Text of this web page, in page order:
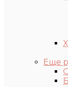
Еще